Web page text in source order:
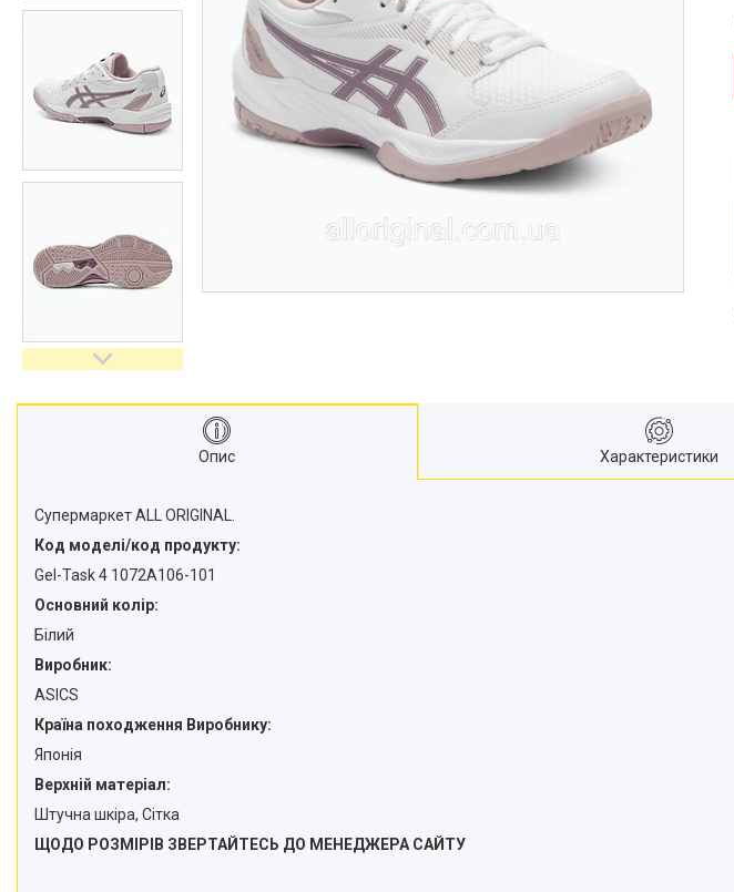
Опис Характеристики
Супермаркет ALL ORIGINAL.
Код моделі/код продукту:
Gel-Task 4 1072A106-101
Основний колір:
Білий
Виробник:
ASICS
Країна походження Виробнику:
Японія
Верхній матеріал:
Штучна шкіра, Сітка
ЩОДО РОЗМІРІВ ЗВЕРТАЙТЕСЬ ДО МЕНЕДЖЕРА САЙТУ